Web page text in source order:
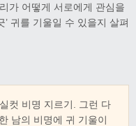
가 어떻게 서로에게 관심을
’ 귀를 기울일 수 있을지 살펴
컷 비명 지르기. 그런 다
남의 비명에 귀 기울이